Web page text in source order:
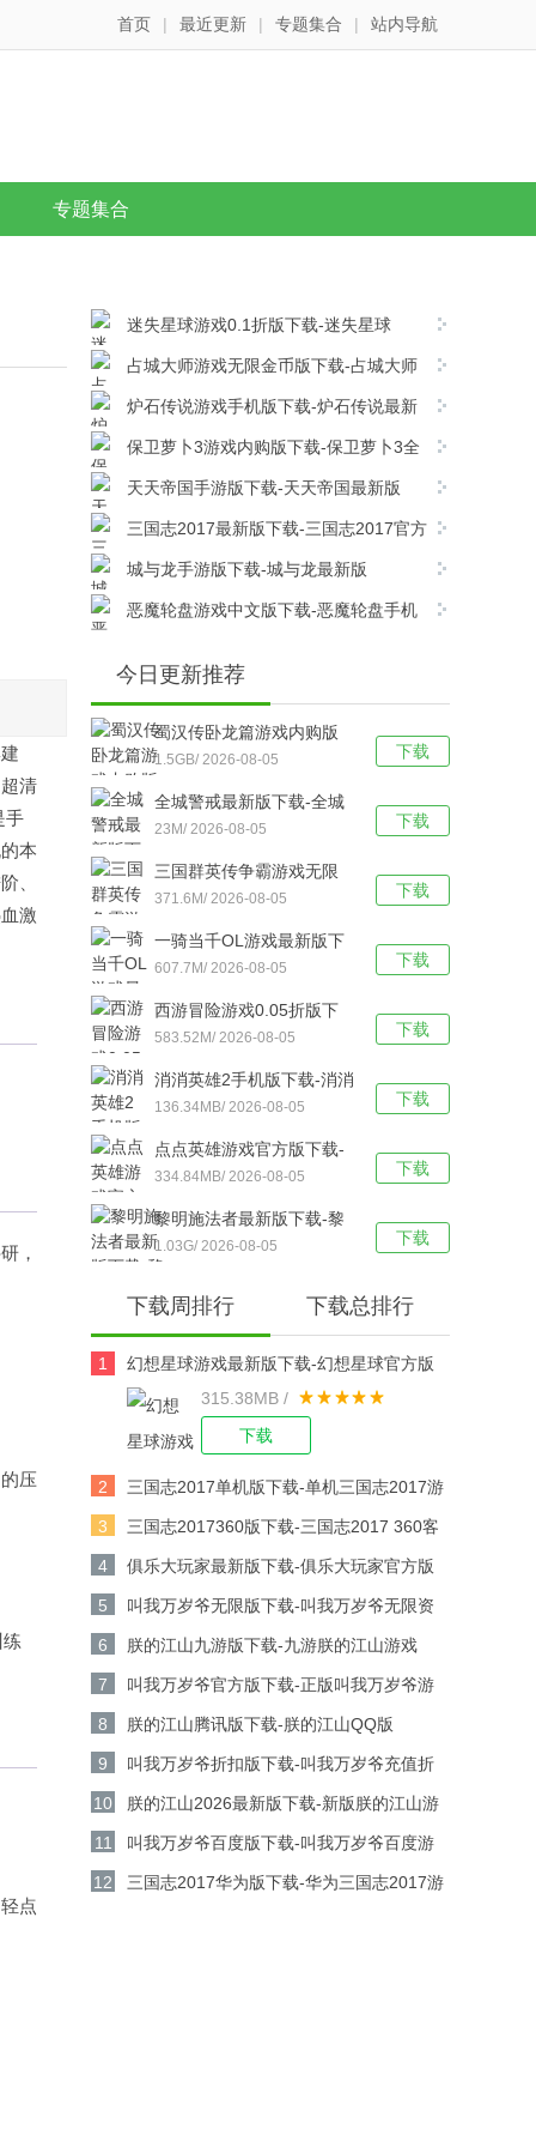
首页 | 最近更新 | 专题集合 | 站内导航
专题集合
清
手
本
、
激
，
压
点
迷失星球游戏0.1折版下载-迷失星球
v1.0.0安卓版下载
占城大师游戏无限金币版下载-占城大师
免费版 v1.00安卓版下载
炉石传说游戏手机版下载-炉石传说最新
版 v36.0.246003安卓版下载
保卫萝卜3游戏内购版下载-保卫萝卜3全
解锁版 v6.2.0安卓版下载
天天帝国手游版下载-天天帝国最新版
V1.9.13安卓版下载
三国志2017最新版下载-三国志2017官方
版v6.8.0安卓版下载
城与龙手游版下载-城与龙最新版
v12.5.1.0安卓版下载
恶魔轮盘游戏中文版下载-恶魔轮盘手机
今日更新推荐
下载
蜀汉传卧龙篇游戏内购版
下载-蜀汉传卧龙篇
v100.22.0安卓版下载
1.5GB/ 2026-08-05
下载
全城警戒最新版下载-全城
警戒（0.1折版） v1.0安卓
23M/ 2026-08-05
下载
三国群英传争霸游戏无限
元宝版下载-三国群英传争
霸最新版 V1.26.1安卓版下
371.6M/ 2026-08-05
下载
一骑当千OL游戏最新版下
载-一骑当千OL手游版
V2.4.3安卓版下载
607.7M/ 2026-08-05
下载
西游冒险游戏0.05折版下
载-西游冒险手游版 v1.0.1
安卓版下载
583.52M/ 2026-08-05
下载
消消英雄2手机版下载-消消
英雄2官方版 v1.2.26安卓
版下载
136.34MB/ 2026-08-05
下载
点点英雄游戏官方版下载-
点点英雄手机版 v1.0.2安
卓版下载
334.84MB/ 2026-08-05
下载
黎明施法者最新版下载-黎
明施法者汉化版 v1.19.001
1.03G/ 2026-08-05
下载周排行 下载总排行
1
幻想星球游戏最新版下载-幻想星球官方版
v6.4.1安卓版下载
315.38MB /
下载
2
三国志2017单机版下载-单机三国志2017游
戏v6.8.0安卓版下载
3
三国志2017360版下载-三国志2017 360客
户端v6.8.0安卓版下载
4
俱乐大玩家最新版下载-俱乐大玩家官方版
v1.107安卓版下载
5
叫我万岁爷无限版下载-叫我万岁爷无限资
源版v5.9.0安卓版下载
6
朕的江山九游版下载-九游朕的江山游戏
v2.17.67安卓版下载
7
叫我万岁爷官方版下载-正版叫我万岁爷游
戏v5.9.0安卓版下载
8
朕的江山腾讯版下载-朕的江山QQ版
v2.17.67安卓版下载
9
叫我万岁爷折扣版下载-叫我万岁爷充值折
扣平台v5.9.0安卓版下载
10
朕的江山2026最新版下载-新版朕的江山游
戏 v2.17.67安卓版下载
11
叫我万岁爷百度版下载-叫我万岁爷百度游
戏v5.9.0安卓版下载
12
三国志2017华为版下载-华为三国志2017游